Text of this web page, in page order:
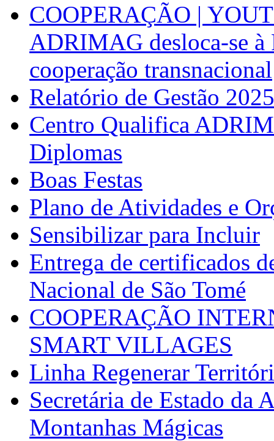
COOPERAÇÃO |
ADRIMAG desloca-se
cooperação transnacional
Relatório de Gestão 2025
Centro Qualifica
Diplomas
Boas Festas
Plano de Atividades e
Sensibilizar para Incluir
Entrega de certificados
Nacional de São Tomé
COOPERAÇÃO
SMART VILLAGES
Linha Regenerar
Secretária de Estado da
Montanhas Mágicas